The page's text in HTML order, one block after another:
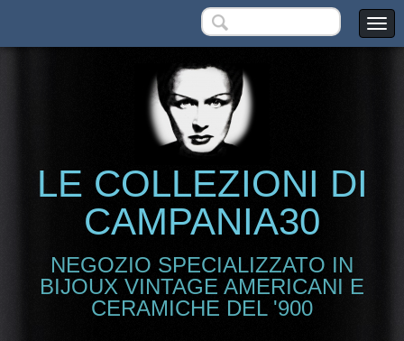
LE COLLEZIONI DI
CAMPANIA30
NEGOZIO SPECIALIZZATO IN
BIJOUX VINTAGE AMERICANI E
CERAMICHE DEL '900